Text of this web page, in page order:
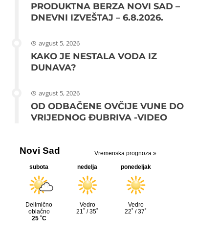
PRODUKTNA BERZA NOVI SAD –
DNEVNI IZVEŠTAJ – 6.8.2026.
avgust 5, 2026
KAKO JE NESTALA VODA IZ
DUNAVA?
avgust 5, 2026
OD ODBAČENE OVČIJE VUNE DO
VRIJEDNOG ĐUBRIVA -VIDEO